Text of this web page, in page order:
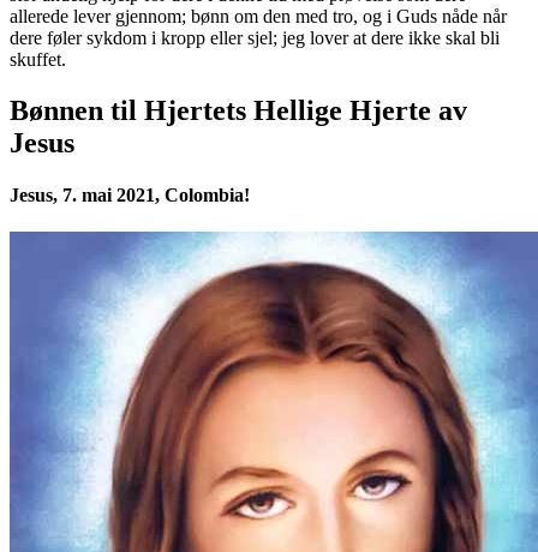
allerede lever gjennom; bønn om den med tro, og i Guds nåde når
dere føler sykdom i kropp eller sjel; jeg lover at dere ikke skal bli
skuffet.
Bønnen til Hjertets Hellige Hjerte av
Jesus
Jesus, 7. mai 2021, Colombia!